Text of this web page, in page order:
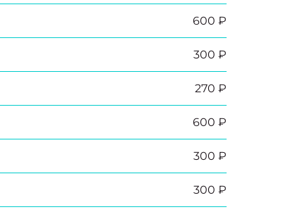
600 ₽
300 ₽
270 ₽
600 ₽
300 ₽
300 ₽